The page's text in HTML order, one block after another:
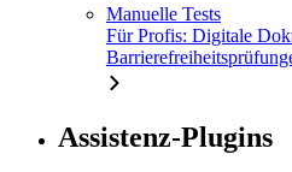
Manuelle Tests
Für Profis: Digitale
Assistenz-Plugins